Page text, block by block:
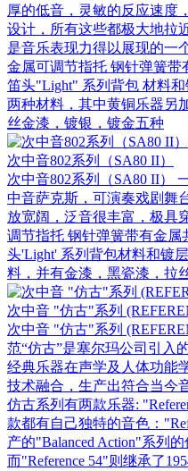
厚的低音，灵敏的反应速度
设计，所有这些都极大地拉
是音乐表现力得以展现的一
金属可调节指托 钢针弹簧带
笛头"Light" 系列背包 材料
两种材料，其中黄铜乐器另
丝金漆，镀银，镀金五种
次中音802系列（SA80 II）
次中音802系列（SA80 II）
中音萨克斯，可演奏戏剧舞
放宽阔，泛音很丰富，极具
调节指托 钢针弹簧带有金属
头'Light' 系列背包材料和镀
料，并有金漆，黑瓷漆，拉
次中音 "仿古"系列
次中音 "仿古"系列
范“仿古”是塞尔玛公司引入
经典乐器在声学及人体功能
技术融合，生产出符合当今
仿古系列有两款乐器:
款都有自己独特的音色：
产的"Balanced Action"系列
而"Reference 54"则继承了